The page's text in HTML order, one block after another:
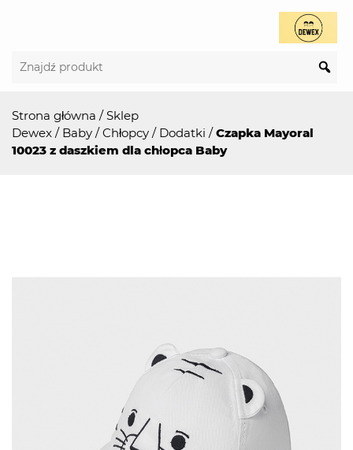
Strona główna /Sklep
Dewex / Baby /Chłopcy / Dodatki /Czapka Mayoral
10023 z daszkiem dla chłopca Baby